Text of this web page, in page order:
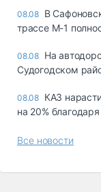
08.08 В
трассе М-1
08.08 На
Судогодском
08.08 КАЗ
на 20%
Все новости